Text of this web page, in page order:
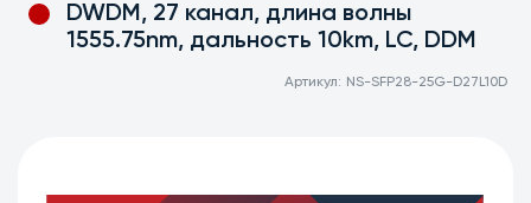
DWDM, 27 канал, длина волны
1555.75nm, дальность 10km, LC, DDM
Артикул: NS-SFP28-25G-D27L10D